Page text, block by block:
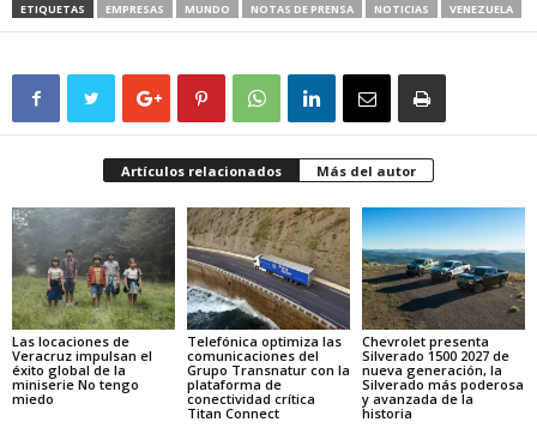
ETIQUETAS EMPRESAS MUNDO NOTAS DE PRENSA NOTICIAS VENEZUELA
Artículos relacionados Más del autor
Las locaciones de
Veracruz impulsan el
éxito global de la
miniserie No tengo
miedo
Telefónica optimiza las
comunicaciones del
Grupo Transnatur con la
plataforma de
conectividad crítica
Titan Connect
Chevrolet presenta
Silverado 1500 2027 de
nueva generación, la
Silverado más poderosa
y avanzada de la
historia